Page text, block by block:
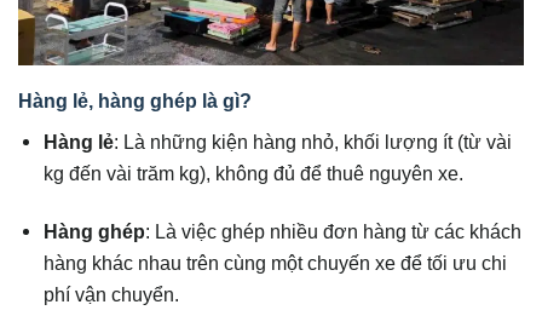
Hàng lẻ, hàng ghép là gì?
Hàng lẻ: Là những kiện hàng nhỏ, khối lượng ít (từ vài
kg đến vài trăm kg), không đủ để thuê nguyên xe.
Hàng ghép: Là việc ghép nhiều đơn hàng từ các khách
hàng khác nhau trên cùng một chuyến xe để tối ưu chi
phí vận chuyển.